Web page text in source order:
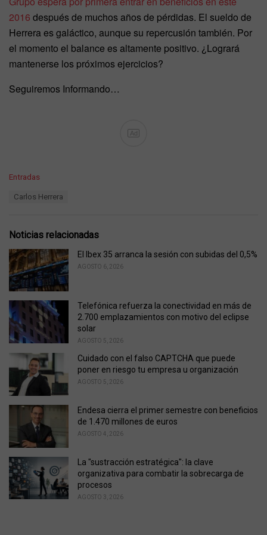
2016 después de muchos años de pérdidas. El sueldo de
Herrera es galáctico, aunque su repercusión también. Por
el momento el balance es altamente positivo. ¿Logrará
mantenerse los próximos ejercicios?
Seguiremos Informando…
Ad
C
o
r
i
e
s
Entradas
:
Carlos Herrera
Noticias relacionadas
El Ibex 35 arranca la sesión con subidas del 0,5%
AGOSTO 6, 2026
Telefónica refuerza la conectividad en más de
2.700 emplazamientos con motivo del eclipse
solar
AGOSTO 5, 2026
Cuidado con el falso CAPTCHA que puede
poner en riesgo tu empresa u organización
AGOSTO 5, 2026
Endesa cierra el primer semestre con beneficios
de 1.470 millones de euros
AGOSTO 4, 2026
La "sustracción estratégica": la clave
organizativa para combatir la sobrecarga de
procesos
AGOSTO 3, 2026